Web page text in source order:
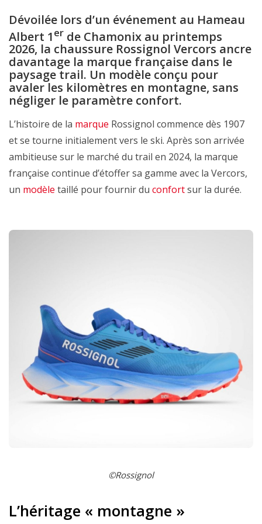
Dévoilée lors d’un événement au Hameau
Albert 1er de Chamonix au printemps
2026, la chaussure Rossignol Vercors ancre
davantage la marque française dans le
paysage trail. Un modèle conçu pour
avaler les kilomètres en montagne, sans
négliger le paramètre confort.
L’histoire de la marque Rossignol commence dès 1907
et se tourne initialement vers le ski. Après son arrivée
ambitieuse sur le marché du trail en 2024, la marque
française continue d’étoffer sa gamme avec la Vercors,
un modèle taillé pour fournir du confortsur la durée.
©Rossignol
L’héritage « montagne »